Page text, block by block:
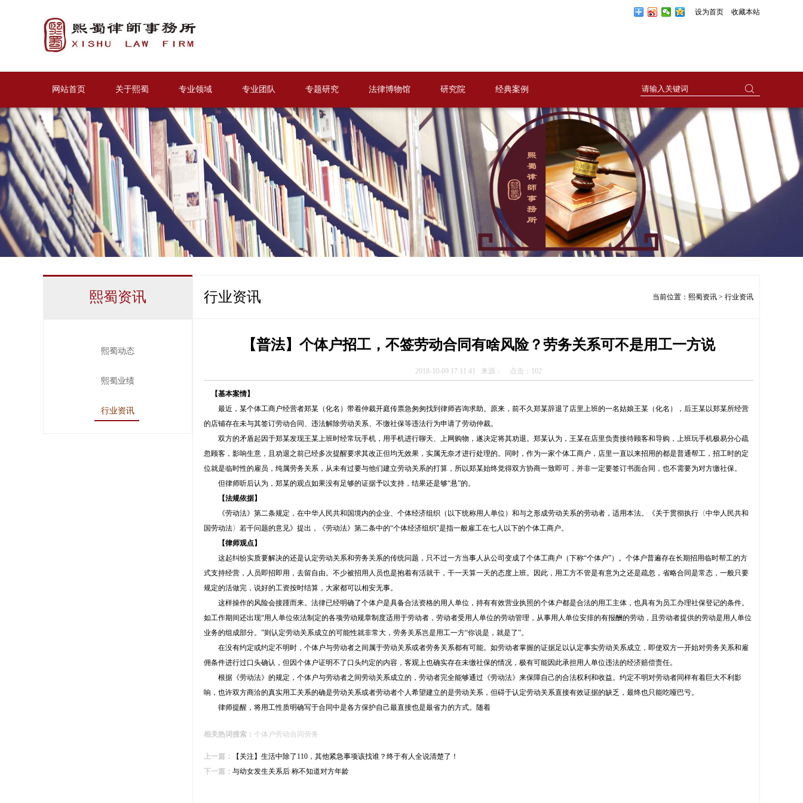
设为首页 收藏本站
网站首页 关于熙蜀 专业领域 专业团队 专题研究 法律博物馆 研究院 经典案例
熙蜀资讯
熙蜀动态
熙蜀业绩
行业资讯
行业资讯 当前位置： 熙蜀资讯 > 行业资讯
【普法】个体户招工，不签劳动合同有啥风险？劳务关系可不是用工一方说
2018-10-09 17:11:41 来源： 点击： 102
【基本案情】
最近，某个体工商户经营者郑某（化名）带着仲裁开庭传票急匆匆找到律师咨询求助。原来，前不久郑某辞退了店里上班的一名姑娘王某（化名），后王某以郑某所经营
的店铺存在未与其签订劳动合同、违法解除劳动关系、不缴社保等违法行为申请了劳动仲裁。
双方的矛盾起因于郑某发现王某上班时经常玩手机，用手机进行聊天、上网购物，遂决定将其劝退。郑某认为，王某在店里负责接待顾客和导购，上班玩手机极易分心疏
忽顾客，影响生意，且劝退之前已经多次提醒要求其改正但均无效果，实属无奈才进行处理的。同时，作为一家个体工商户，店里一直以来招用的都是普通帮工，招工时的定
位就是临时性的雇员，纯属劳务关系，从未有过要与他们建立劳动关系的打算，所以郑某始终觉得双方协商一致即可，并非一定要签订书面合同，也不需要为对方缴社保。
但律师听后认为，郑某的观点如果没有足够的证据予以支持，结果还是够“悬”的。
【法规依据】
《劳动法》第二条规定，在中华人民共和国境内的企业、个体经济组织（以下统称用人单位）和与之形成劳动关系的劳动者，适用本法。《关于贯彻执行〈中华人民共和
国劳动法〉若干问题的意见》提出，《劳动法》第二条中的“个体经济组织”是指一般雇工在七人以下的个体工商户。
【律师观点】
这起纠纷实质要解决的还是认定劳动关系和劳务关系的传统问题，只不过一方当事人从公司变成了个体工商户（下称“个体户”）。个体户普遍存在长期招用临时帮工的方
式支持经营，人员即招即用，去留自由。不少被招用人员也是抱着有活就干，干一天算一天的态度上班。因此，用工方不管是有意为之还是疏忽，省略合同是常态，一般只要
规定的活做完，说好的工资按时结算，大家都可以相安无事。
这样操作的风险会接踵而来。法律已经明确了个体户是具备合法资格的用人单位，持有有效营业执照的个体户都是合法的用工主体，也具有为员工办理社保登记的条件。
如工作期间还出现“用人单位依法制定的各项劳动规章制度适用于劳动者，劳动者受用人单位的劳动管理，从事用人单位安排的有报酬的劳动，且劳动者提供的劳动是用人单位
业务的组成部分。”则认定劳动关系成立的可能性就非常大，劳务关系岂是用工一方“你说是，就是了”。
在没有约定或约定不明时，个体户与劳动者之间属于劳动关系或者劳务关系都有可能。如劳动者掌握的证据足以认定事实劳动关系成立，即使双方一开始对劳务关系和雇
佣条件进行过口头确认，但因个体户证明不了口头约定的内容，客观上也确实存在未缴社保的情况，极有可能因此承担用人单位违法的经济赔偿责任。
根据《劳动法》的规定，个体户与劳动者之间劳动关系成立的，劳动者完全能够通过《劳动法》来保障自己的合法权利和收益。约定不明对劳动者同样有着巨大不利影
响，也许双方商洽的真实用工关系的确是劳动关系或者劳动者个人希望建立的是劳动关系，但碍于认定劳动关系直接有效证据的缺乏，最终也只能吃哑巴亏。
律师提醒，将用工性质明确写于合同中是各方保护自己最直接也是最省力的方式。随着
相关热词搜索： 个体户劳动合同 劳务
上一篇：
【关注】生活中除了110，其他紧急事项该找谁？终于有人全说清楚了！
下一篇： 与幼女发生关系后 称不知道对方年龄